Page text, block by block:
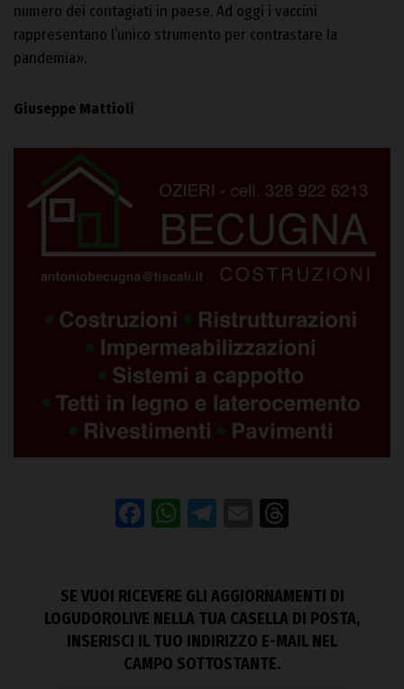
numero dei contagiati in paese. Ad oggi i vaccini
rappresentano l’unico strumento per contrastare la
pandemia».
Giuseppe Mattioli
Facebook
WhatsApp
Telegram
Email
SE VUOI RICEVERE GLI AGGIORNAMENTI DI
LOGUDOROLIVE NELLA TUA CASELLA DI POSTA,
INSERISCI IL TUO INDIRIZZO E-MAIL NEL
CAMPO SOTTOSTANTE.